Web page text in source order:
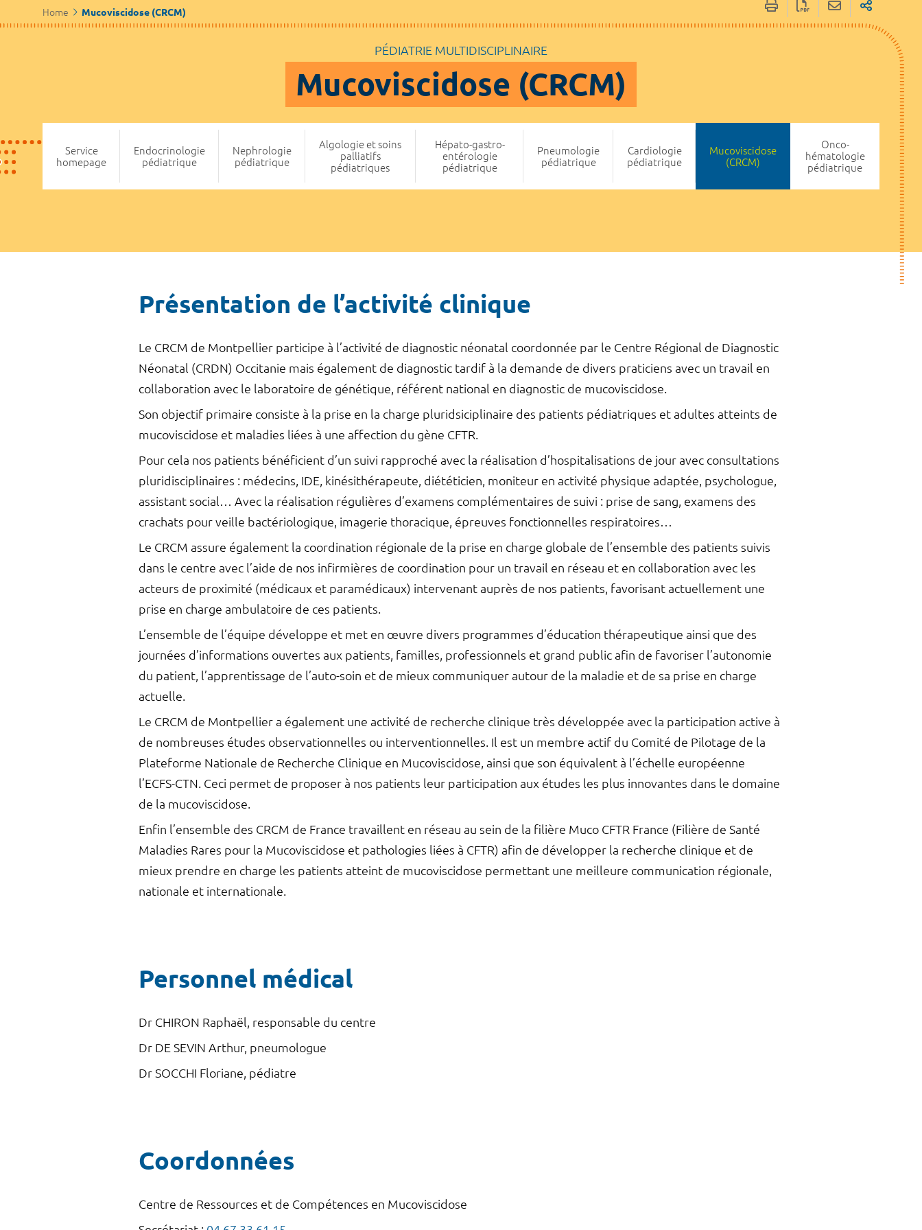
Home Mucoviscidose (CRCM)
PÉDIATRIE MULTIDISCIPLINAIRE
Mucoviscidose (CRCM)
Service
homepage
Endocrinologie
pédiatrique
Nephrologie
pédiatrique
Algologie et soins
palliatifs
pédiatriques
Hépato-gastro-
entérologie
pédiatrique
Pneumologie
pédiatrique
Cardiologie
pédiatrique
Mucoviscidose
(CRCM)
Onco-
hématologie
pédiatrique
Présentation de l’activité clinique
Le CRCM de Montpellier participe à l’activité de diagnostic néonatal coordonnée par le Centre Régional de Diagnostic
Néonatal (CRDN) Occitanie mais également de diagnostic tardif à la demande de divers praticiens avec un travail en
collaboration avec le laboratoire de génétique, référent national en diagnostic de mucoviscidose.
Son objectif primaire consiste à la prise en la charge pluridsiciplinaire des patients pédiatriques et adultes atteints de
mucoviscidose et maladies liées à une affection du gène CFTR.
Pour cela nos patients bénéficient d’un suivi rapproché avec la réalisation d’hospitalisations de jour avec consultations
pluridisciplinaires : médecins, IDE, kinésithérapeute, diététicien, moniteur en activité physique adaptée, psychologue,
assistant social… Avec la réalisation régulières d’examens complémentaires de suivi : prise de sang, examens des
crachats pour veille bactériologique, imagerie thoracique, épreuves fonctionnelles respiratoires…
Le CRCM assure également la coordination régionale de la prise en charge globale de l’ensemble des patients suivis
dans le centre avec l’aide de nos infirmières de coordination pour un travail en réseau et en collaboration avec les
acteurs de proximité (médicaux et paramédicaux) intervenant auprès de nos patients, favorisant actuellement une
prise en charge ambulatoire de ces patients.
L’ensemble de l’équipe développe et met en œuvre divers programmes d’éducation thérapeutique ainsi que des
journées d’informations ouvertes aux patients, familles, professionnels et grand public afin de favoriser l’autonomie
du patient, l’apprentissage de l’auto-soin et de mieux communiquer autour de la maladie et de sa prise en charge
actuelle.
Le CRCM de Montpellier a également une activité de recherche clinique très développée avec la participation active à
de nombreuses études observationnelles ou interventionnelles. Il est un membre actif du Comité de Pilotage de la
Plateforme Nationale de Recherche Clinique en Mucoviscidose, ainsi que son équivalent à l’échelle européenne
l’ECFS-CTN. Ceci permet de proposer à nos patients leur participation aux études les plus innovantes dans le domaine
de la mucoviscidose.
Enfin l’ensemble des CRCM de France travaillent en réseau au sein de la filière Muco CFTR France (Filière de Santé
Maladies Rares pour la Mucoviscidose et pathologies liées à CFTR) afin de développer la recherche clinique et de
mieux prendre en charge les patients atteint de mucoviscidose permettant une meilleure communication régionale,
nationale et internationale.
Personnel médical
Dr CHIRON Raphaël, responsable du centre
Dr DE SEVIN Arthur, pneumologue
Dr SOCCHI Floriane, pédiatre
Coordonnées
Centre de Ressources et de Compétences en Mucoviscidose